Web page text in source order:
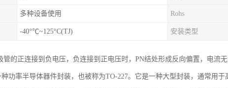
多种设备使用 Rohs
-40°℃~125°C(TJ) 安装类型
管的正连接到负电压，负连接到正电压时，PN结处形成反向偏置，电流
种功率半导体器件封装，也被称为TO-227。它是一种大型封装，通常用